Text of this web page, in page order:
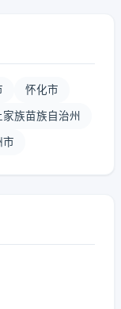
怀化市
族苗族自治州
市